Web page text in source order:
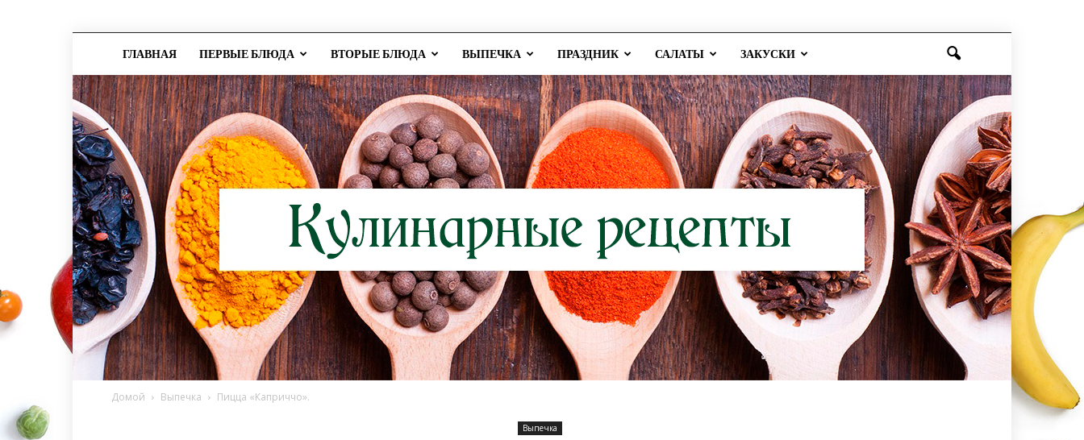
ГЛАВНАЯ ПЕРВЫЕ БЛЮДА ВТОРЫЕ БЛЮДА ВЫПЕЧКА ПРАЗДНИК САЛАТЫ ЗАКУСКИ
Домой Выпечка Пицца «Каприччо».
Выпечка